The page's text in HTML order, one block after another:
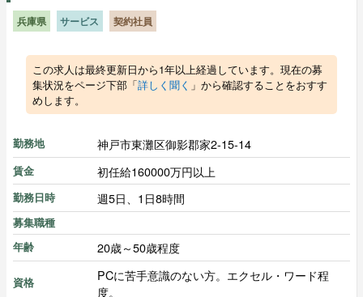
兵庫県 サービス 契約社員
この求人は最終更新日から1年以上経過しています。現在の募
集状況をページ下部「詳しく聞く 」から確認することをおすす
めします。
勤務地 神戸市東灘区御影郡家2-15-14
賃金 初任給160000万円以上
勤務日時 週5日、1日8時間
募集職種
年齢
20歳～50歳程度
資格
PCに苦手意識のない方。エクセル・ワード程
度。